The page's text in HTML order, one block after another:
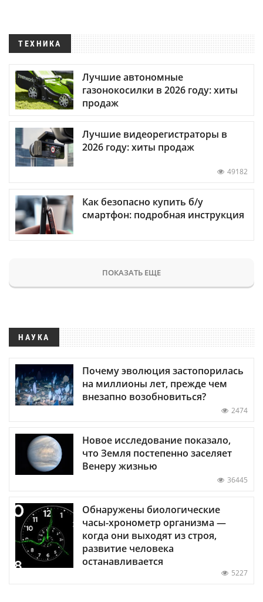
ТЕХНИКА
Лучшие автономные
газонокосилки в 2026 году: хиты
продаж
Лучшие видеорегистраторы в
2026 году: хиты продаж
49182
Как безопасно купить б/у
смартфон: подробная инструкция
ПОКАЗАТЬ ЕЩЕ
НАУКА
Почему эволюция застопорилась
на миллионы лет, прежде чем
внезапно возобновиться?
2474
Новое исследование показало,
что Земля постепенно заселяет
Венеру жизнью
36445
Обнаружены биологические
часы-хронометр организма —
когда они выходят из строя,
развитие человека
останавливается
5227